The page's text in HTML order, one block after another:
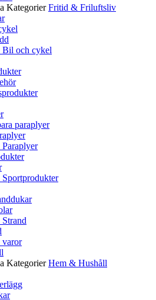
Kategorier Fritid & Friluftsliv
Bil och cykel
paraplyer
Sportprodukter
varor
Kategorier Hem & Hushåll